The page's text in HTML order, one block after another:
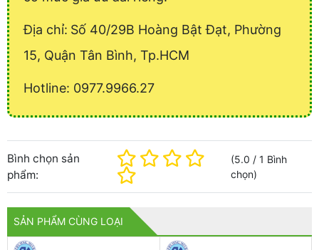
Địa chỉ: Số 40/29B Hoàng Bật Đạt, Phường
15, Quận Tân Bình, Tp.HCM
Hotline: 0977.9966.27
Bình chọn sản
phẩm:
(5.0 /1 Bình
chọn)
SẢN PHẨM CÙNG LOẠI